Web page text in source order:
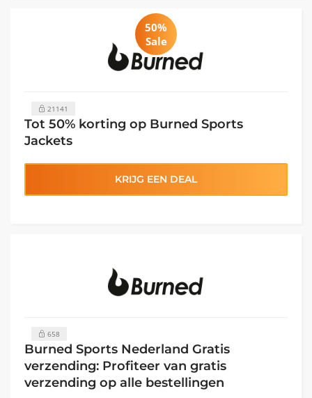
50%
Sale
21141
Tot 50% korting op Burned Sports
Jackets
KRIJG EEN DEAL
658
Burned Sports Nederland Gratis
verzending: Profiteer van gratis
verzending op alle bestellingen